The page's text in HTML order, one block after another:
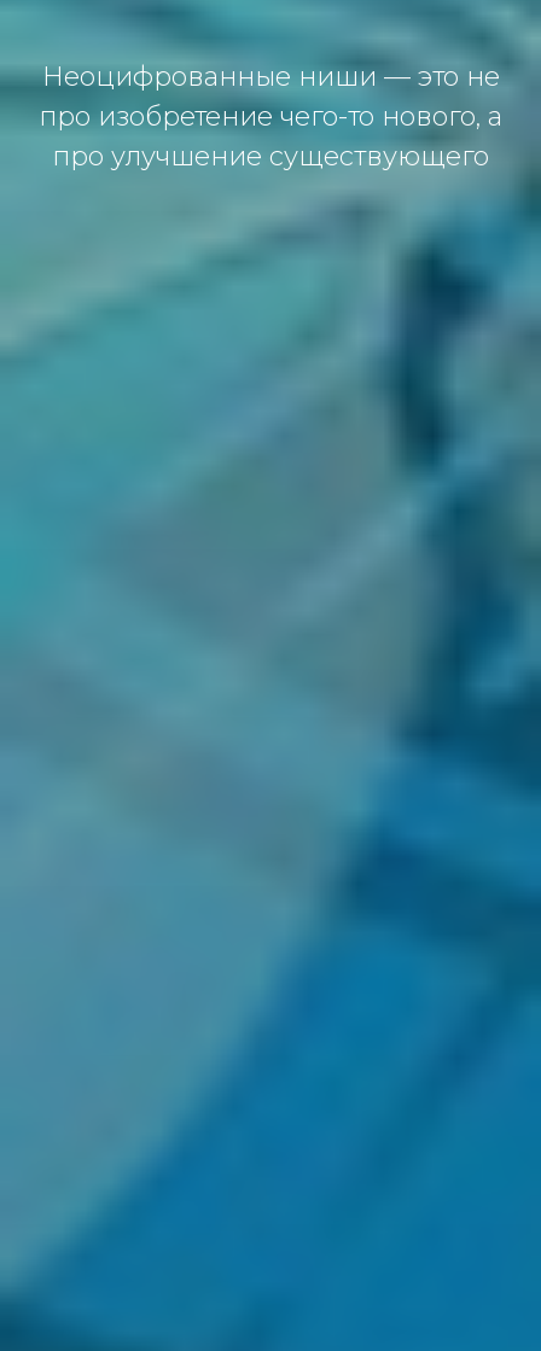
Неоцифрованные ниши — это не
про изобретение чего-то нового, а
про улучшение существующего